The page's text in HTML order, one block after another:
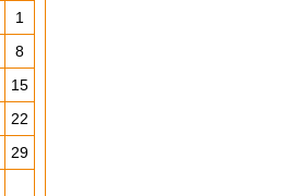
1
8
15
22
29